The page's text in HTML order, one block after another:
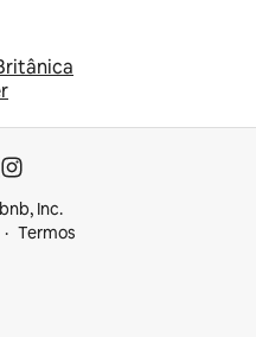
Inc.
Termos